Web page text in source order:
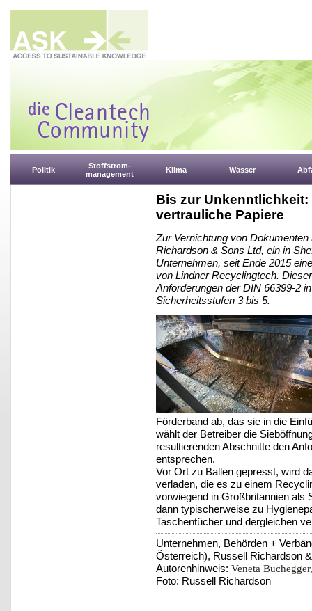
Politik
Stoffstrom-
management
Klima Wasser
Bis zur
vertrauliche Papiere
Zur Vernichtung von
Richardson & Sons Ltd, ein in
Unternehmen, seit Ende 2015
von Lindner Recyclingtech.
Anforderungen der DIN 66399-2
Sicherheitsstufen 3 bis 5.
Förderband ab, das sie in die
wählt der Betreiber die
resultierenden Abschnitte den
entsprechen.
Vor Ort zu Ballen gepresst, wird
verladen, die es zu einem
vorwiegend in Großbritannien als
dann typischerweise zu
Taschentücher und dergleichen
Unternehmen, Behörden +
Österreich), Russell Richardson
Autorenhinweis: Veneta
Foto: Russell Richardson